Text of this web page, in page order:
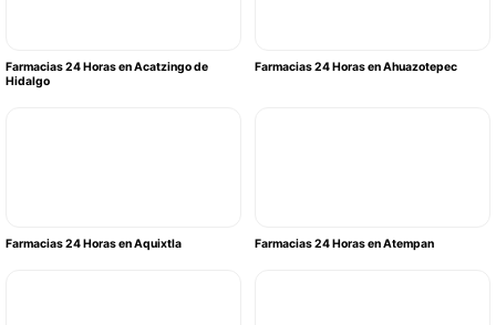
Farmacias 24 Horas en Acatzingo de
Hidalgo
Farmacias 24 Horas en Ahuazotepec
Farmacias 24 Horas en Aquixtla Farmacias 24 Horas en Atempan